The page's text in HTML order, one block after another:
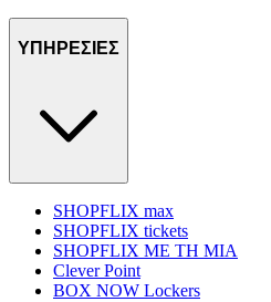
ΥΠΗΡΕΣΙΕΣ
SHOPFLIX max
SHOPFLIX tickets
SHOPFLIX ΜΕ ΤΗ ΜΙΑ
Clever Point
BOX NOW Lockers